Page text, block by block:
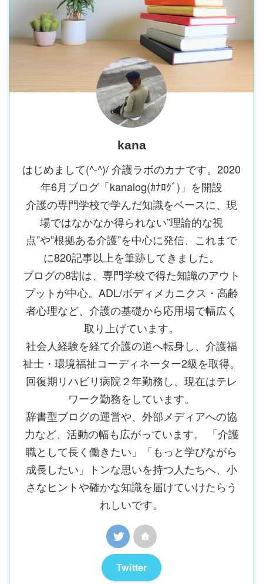
kana
はじめまして(^-^)/ 介護ラボのカナです。2020
年6月ブログ「kanalog(ｶﾅﾛｸﾞ)」を開設
介護の専門学校で学んだ知識をベースに、現
場ではなかなか得られない”理論的な視
点”や”根拠ある介護”を中心に発信、これまで
に820記事以上を筆跡してきました。
ブログの8割は、専門学校で得た知識のアウト
プットが中心。ADL/ボディメカニクス・高齢
者心理など、介護の基礎から応用場で幅広く
取り上げています。
社会人経験を経て介護の道へ転身し、介護福
祉士・環境福祉コーディネーター2級を取得。
回復期リハビリ病院２年勤務し、現在はテレ
ワーク勤務をしています。
辞書型ブログの運営や、外部メディアへの協
力など、活動の幅も広がっています。 「介護
職として長く働きたい」「もっと学びながら
成長したい」トンな思いを持つ人たちへ、小
さなヒントや確かな知識を届けていけたらう
れしいです。
Twitter